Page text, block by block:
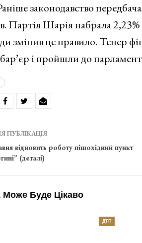
законодавство
Партія Шарія набрала
змінив це правило. Тепер
і пройшли до
ПУБЛІКАЦІЯ
відновить роботу пішохідний пункт
(деталі)
Буде Цікаво
ДТП